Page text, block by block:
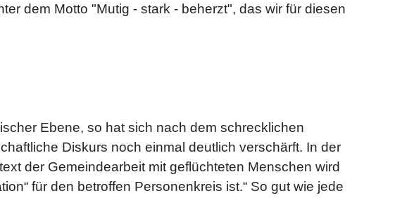
dem Motto "Mutig - stark - beherzt", das wir für diesen
Ebene, so hat sich nach dem schrecklichen
Diskurs noch einmal deutlich verschärft. In der
der Gemeindearbeit mit geflüchteten Menschen wird
für den betroffen Personenkreis ist.“ So gut wie jede